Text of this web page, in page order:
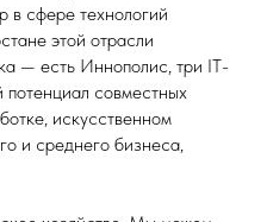
сфере технологий
этой отрасли
— есть Иннополис, три IT-
совместных
искусственном
и среднего бизнеса,